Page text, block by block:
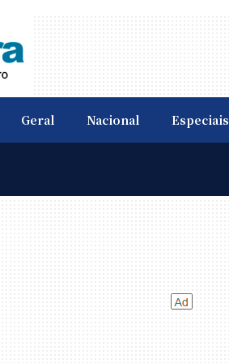
Geral Nacional Especiais